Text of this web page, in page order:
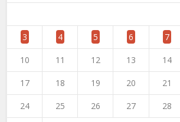
3 4 5 6 7
10 11 12 13 14
17 18 19 20 21
24 25 26 27 28